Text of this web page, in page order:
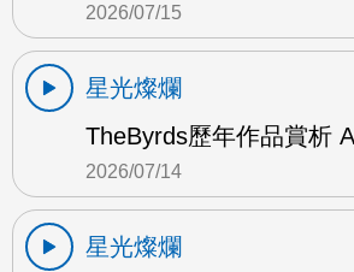
2026/07/15
星光燦爛
TheByrds歷年作品賞析
2026/07/14
星光燦爛